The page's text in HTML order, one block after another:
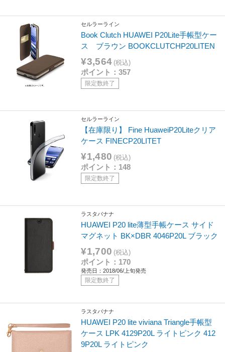
セルラーライン
Book Clutch HUAWEI P20Lite手帳型ケー
ス ブラウン BOOKCLUTCHP20LITEN
¥3,564 (税込)
ポイント：357
限定数終了
セルラーライン
【在庫限り】 Fine HuaweiP20Liteクリア
ケース FINECP20LITET
¥1,480 (税込)
ポイント：148
限定数終了
ラスタバナナ
HUAWEI P20 lite薄型手帳ケース サイド
マグネット BK×DBR 4046P20L ブラック
¥1,700 (税込)
ポイント：170
発売日：2018/06/上旬発売
限定数終了
ラスタバナナ
HUAWEI P20 lite viviana Triangle手帳型
ケース LPK 4129P20L ライトピンク 412
9P20L ライトピンク